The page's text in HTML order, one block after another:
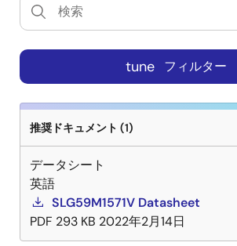
tune フィルター
推奨ドキュメント (1)
データシート
英語
SLG59M1571V Datasheet
PDF 293 KB 2022年2月14日